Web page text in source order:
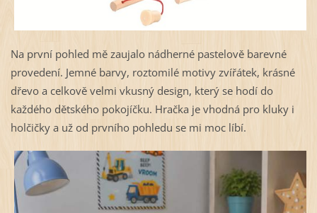
Na první pohled mě zaujalo nádherné pastelově barevné
provedení. Jemné barvy, roztomilé motivy zvířátek, krásné
dřevo a celkově velmi vkusný design, který se hodí do
každého dětského pokojíčku. Hračka je vhodná pro kluky i
holčičky a už od prvního pohledu se mi moc líbí.